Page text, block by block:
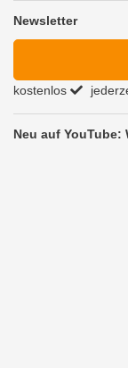
Newsletter
kostenlos
Neu auf YouTube: